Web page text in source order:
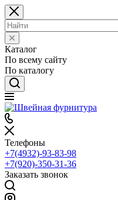
Каталог
По всему сайту
По каталогу
Телефоны
+7(4932)-93-83-98
+7(920)-350-31-36
Заказать звонок